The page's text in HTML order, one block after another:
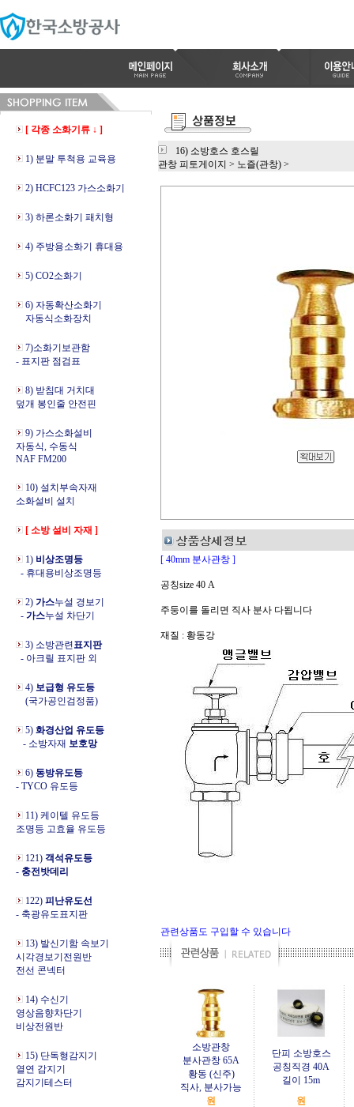
[ 각종 소화기류 ↓ ]
1) 분말 투척용 교육용
2) HCFC123 가스소화기
3) 하론소화기 패치형
4) 주방용소화기 휴대용
5) CO2소화기
6) 자동확산소화기
자동식소화장치
7)소화기보관함
- 표지판 점검표
8) 받침대 거치대
덮개 봉인줄 안전핀
9) 가스소화설비
자동식, 수동식
NAF FM200
10) 설치부속자재
소화설비 설치
[ 소방 설비 자재 ]
1) 비상조명등
- 휴대용비상조명등
2) 가스누설 경보기
- 가스누설 차단기
3) 소방관련 표지판
- 아크릴 표지판 외
4) 보급형 유도등
(국가공인검정품)
5) 화경산업 유도등
- 소방자재 보호망
6) 동방유도등
- TYCO 유도등
11) 케이텔 유도등
조명등 고효율 유도등
121) 객석유도등
- 충전밧데리
122) 피난유도선
- 축광유도표지판
13) 발신기함 속보기
시각경보기전원반
전선 콘넥터
14) 수신기
영상음향차단기
비상전원반
15) 단독형감지기
열연 감지기
감지기테스터
16) 소방호스 호스릴
관창 피토게이지 > 노즐(관창) >
[ 40mm 분사관창 ]
공칭size 40 A
주둥이를 돌리면 직사 분사 다됩니다
재질 : 황동강
관련상품도 구입할 수 있습니다
소방관창
분사관창 65A
황동 (신주)
직사, 분사가능
단피 소방호스
공칭직경 40A
길이 15m
원
원